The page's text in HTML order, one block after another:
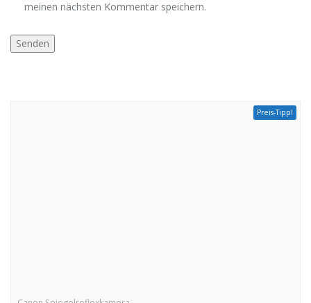
meinen nächsten Kommentar speichern.
Preis-Tipp!